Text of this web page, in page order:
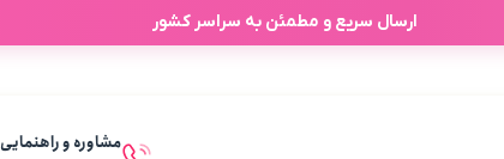
ارسال سریع و مطمئن به سراسر کشور
مشاوره و راهنمایی